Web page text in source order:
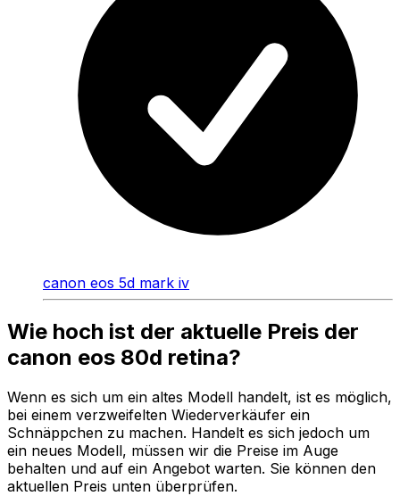
canon eos 5d mark iv
Wie hoch ist der aktuelle Preis der
canon eos 80d retina?
Wenn es sich um ein altes Modell handelt, ist es möglich,
bei einem verzweifelten Wiederverkäufer ein
Schnäppchen zu machen. Handelt es sich jedoch um
ein neues Modell, müssen wir die Preise im Auge
behalten und auf ein Angebot warten. Sie können den
aktuellen Preis unten überprüfen.